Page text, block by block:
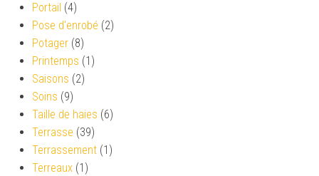
Portail (4)
Pose d'enrobé (2)
Potager (8)
Printemps (1)
Saisons (2)
Soins (9)
Taille de haies (6)
Terrasse (39)
Terrassement (1)
Terreaux (1)